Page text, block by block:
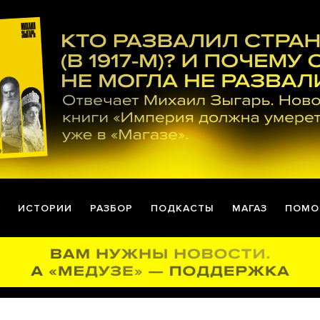
ИСТОРИИ РАЗБОР ПОДКАСТЫ МАГАЗ